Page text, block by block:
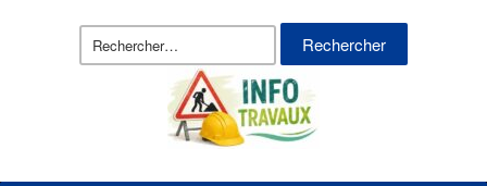
Rechercher :